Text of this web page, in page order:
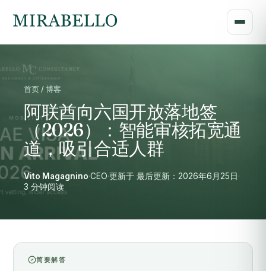
首页 / 博客
阿联酋向六国开放落地签
（2026）：智能审核拓宽通
道，吸引合适人群
Vito Magagnino·CEO·更新于 最后更新：2026年6月25日·
3 分钟阅读
简要解答